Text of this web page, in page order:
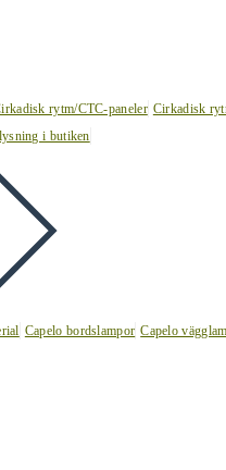
rytm/CTC-paneler Cirkadisk
i butiken
Capelo bordslampor Capelo